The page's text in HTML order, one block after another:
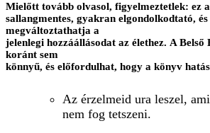
Mielőtt tovább olvasol, figyelmeztetlek: ez
sallangmentes, gyakran elgondolkodtató,
megváltoztathatja a
jelenlegi hozzáállásodat az élethez. A Belső
koránt sem
könnyű, és előfordulhat, hogy a könyv
Az érzelmeid ura leszel,
nem fog tetszeni.